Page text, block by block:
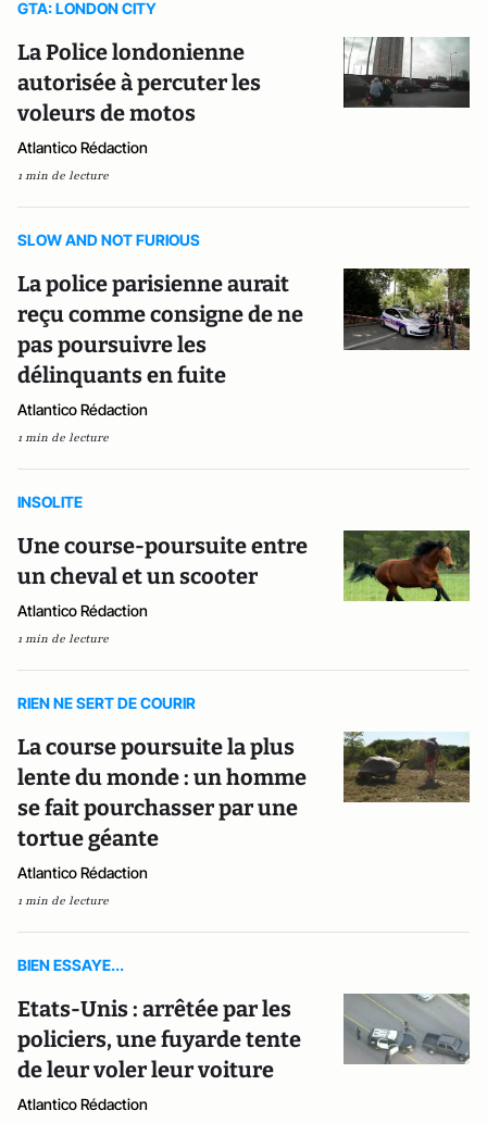
GTA: LONDON CITY
La Police londonienne
autorisée à percuter les
voleurs de motos
Atlantico Rédaction
1 min de lecture
SLOW AND NOT FURIOUS
La police parisienne aurait
reçu comme consigne de ne
pas poursuivre les
délinquants en fuite
Atlantico Rédaction
1 min de lecture
INSOLITE
Une course-poursuite entre
un cheval et un scooter
Atlantico Rédaction
1 min de lecture
RIEN NE SERT DE COURIR
La course poursuite la plus
lente du monde : un homme
se fait pourchasser par une
tortue géante
Atlantico Rédaction
1 min de lecture
BIEN ESSAYE...
Etats-Unis : arrêtée par les
policiers, une fuyarde tente
de leur voler leur voiture
Atlantico Rédaction